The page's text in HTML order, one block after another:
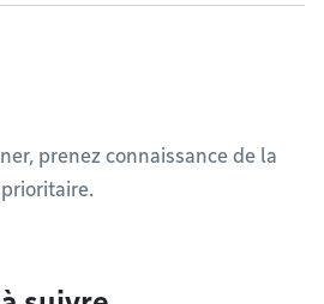
prenez connaissance de la